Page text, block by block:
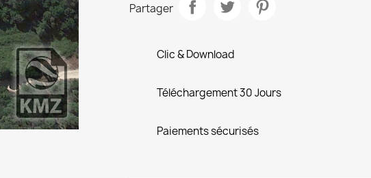
Partager
Clic & Download
Téléchargement 30 Jours
Paiements sécurisés